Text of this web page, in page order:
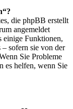
die phpBB erstellt
angemeldet
einige Funktionen,
– sofern sie von der
Sie Probleme
es helfen, wenn Sie